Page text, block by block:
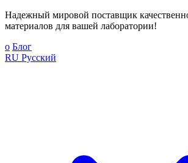
Надежный мировой поставщик
материалов для вашей лаборатории!
о Блог
RU Русский